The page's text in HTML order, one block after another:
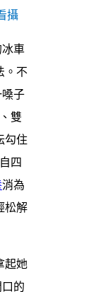
攝
車
。不
子
雙
勾住
四
消為
松解
起她
的